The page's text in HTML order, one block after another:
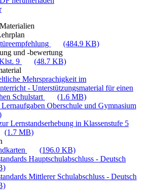
(484.9 KB)
und -bewertung
9
(48.7 KB)
Mehrsprachigkeit im
- Unterstützungsmaterial für einen
Schulstart
(1.6 MB)
Oberschule und Gymnasium
Lernstandserhebung in Klassenstufe 5
(1.7 MB)
(196.0 KB)
Hauptschulabschluss - Deutsch
Mittlerer Schulabschluss - Deutsch